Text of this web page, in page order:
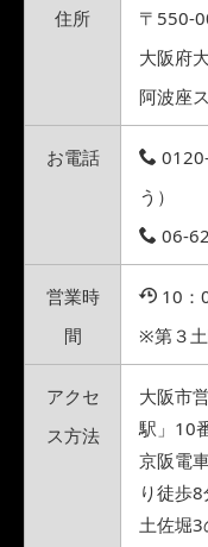
住所
〒550-
大阪府
阿波座
お電話
う）
06-
営業時
間
10：
※第３
アクセ
ス方法
大阪市
駅」10
京阪電
り徒歩8
土佐堀